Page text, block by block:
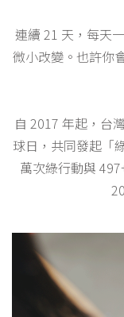
連續 21 天，每天
微小改變。也許你
自 2017 年起，台
球日，共同發起「
萬次綠行動與